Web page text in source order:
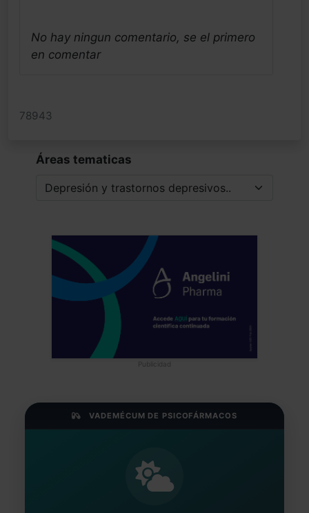
No hay ningun comentario, se el primero
en comentar
78943
Áreas tematicas
Publicidad
VADEMÉCUM DE PSICOFÁRMACOS